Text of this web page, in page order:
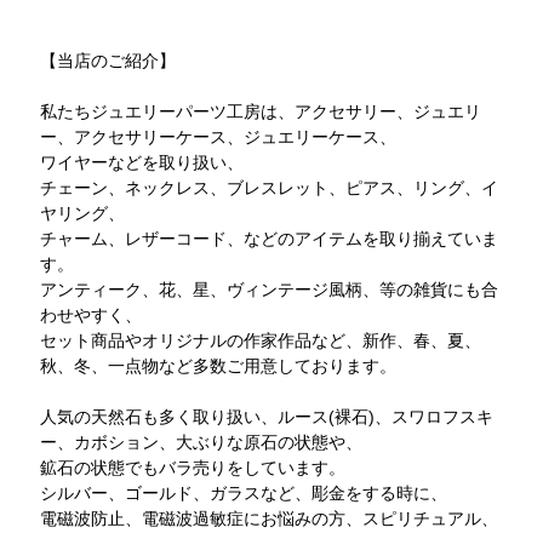
【当店のご紹介】
私たちジュエリーパーツ工房は、アクセサリー、ジュエリ
ー、アクセサリーケース、ジュエリーケース、
ワイヤーなどを取り扱い、
チェーン、ネックレス、ブレスレット、ピアス、リング、イ
ヤリング、
チャーム、レザーコード、などのアイテムを取り揃えていま
す。
アンティーク、花、星、ヴィンテージ風柄、等の雑貨にも合
わせやすく、
セット商品やオリジナルの作家作品など、新作、春、夏、
秋、冬、一点物など多数ご用意しております。
人気の天然石も多く取り扱い、ルース(裸石)、スワロフスキ
ー、カボション、大ぶりな原石の状態や、
鉱石の状態でもバラ売りをしています。
シルバー、ゴールド、ガラスなど、彫金をする時に、
電磁波防止、電磁波過敏症にお悩みの方、スピリチュアル、